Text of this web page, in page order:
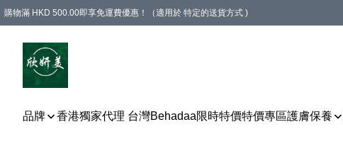
購物滿 HKD 500.00即享免運費優惠！（適用於 特定的送貨方式 )
品牌 香港獨家代理 台灣Behadaa限時特價特價專區護膚保養